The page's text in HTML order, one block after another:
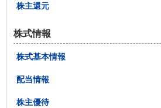
株主還元
株式情報
株式基本情報
配当情報
株主優待